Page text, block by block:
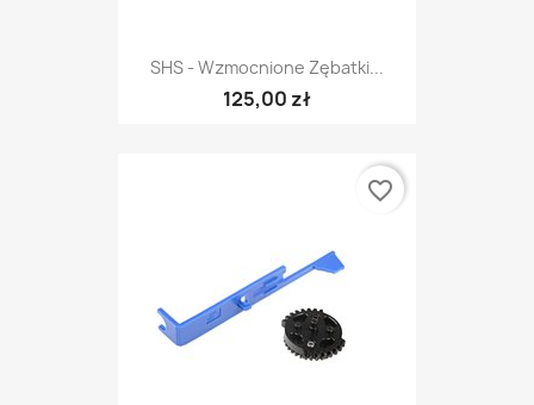
SHS - Wzmocnione Zębatki...
125,00 zł
favorite_border